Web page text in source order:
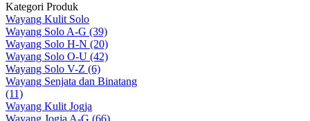
Kategori Produk
Wayang Kulit Solo
Wayang Solo A-G (39)
Wayang Solo H-N (20)
Wayang Solo O-U (42)
Wayang Solo V-Z (6)
Wayang Senjata dan Binatang
(11)
Wayang Kulit Jogja
Wayang Jogja A-G (66)